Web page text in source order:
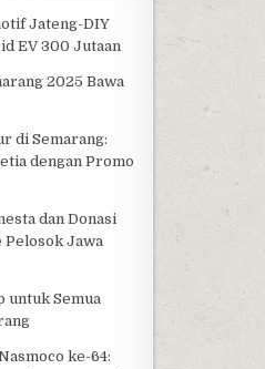
Jateng-DIY
EV 300 Jutaan
2025 Bawa
di Semarang:
dengan Promo
dan Donasi
Pelosok Jawa
untuk Semua
ke-64: